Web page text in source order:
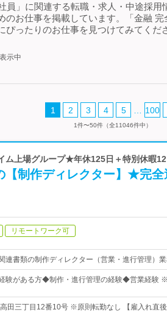
員」に関連する転職・求人・中途採
お仕事を掲載しています。「金融
ったりのお仕事を見つけてみてくだ
示中
1 2 3 4 5 100
1件〜50件（全11046件中）
ム上場グループ★年休125日＋特別休暇
【制作ディレクター】★完全
リモートワーク可
書類の制作ディレクター（営業・進行管理）業
経験がある方◆制作・進行管理の経験◆営業経験
田三丁目12番10号 ※原則転勤なし 【雇入れ直